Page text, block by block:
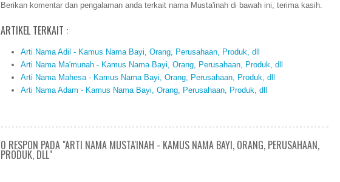
Berikan komentar dan pengalaman anda terkait nama Musta'inah di bawah ini, terima kasih.
ARTIKEL TERKAIT :
Arti Nama Adil - Kamus Nama Bayi, Orang, Perusahaan, Produk, dll
Arti Nama Ma'munah - Kamus Nama Bayi, Orang, Perusahaan, Produk, dll
Arti Nama Mahesa - Kamus Nama Bayi, Orang, Perusahaan, Produk, dll
Arti Nama Adam - Kamus Nama Bayi, Orang, Perusahaan, Produk, dll
0 RESPON PADA "ARTI NAMA MUSTA'INAH - KAMUS NAMA BAYI, ORANG, PERUSAHAAN,
PRODUK, DLL"